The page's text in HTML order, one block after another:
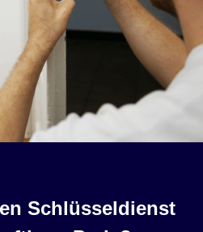
Schlüsseldienst